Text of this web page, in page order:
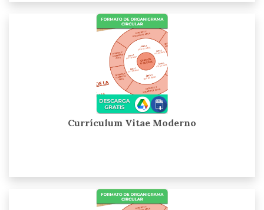
Currículum Vitae Moderno